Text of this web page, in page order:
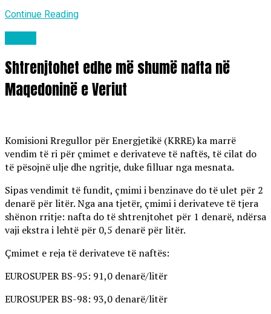
Continue Reading
Shtrenjtohet edhe më shumë nafta në
Maqedoninë e Veriut
Komisioni Rregullor për Energjetikë (KRRE) ka marrë
vendim të ri për çmimet e derivateve të naftës, të cilat do
të pësojnë ulje dhe ngritje, duke filluar nga mesnata.
Sipas vendimit të fundit, çmimi i benzinave do të ulet për 2
denarë për litër. Nga ana tjetër, çmimi i derivateve të tjera
shënon rritje: nafta do të shtrenjtohet për 1 denarë, ndërsa
vaji ekstra i lehtë për 0,5 denarë për litër.
Çmimet e reja të derivateve të naftës:
EUROSUPER BS-95: 91,0 denarë/litër
EUROSUPER BS-98: 93,0 denarë/litër